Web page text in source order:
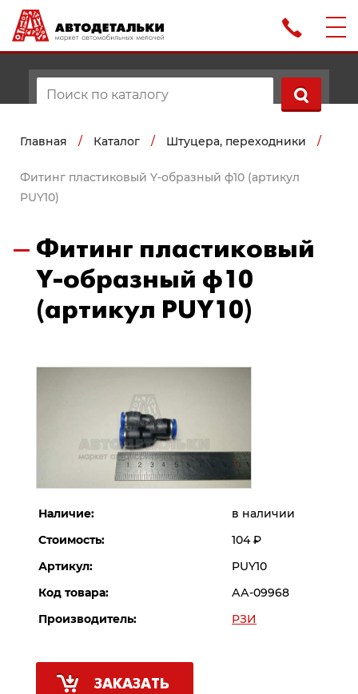
Главная / Каталог / Штуцера, переходники /
Фитинг пластиковый Y-образный ф10 (артикул
PUY10)
Фитинг пластиковый
Y-образный ф10
(артикул PUY10)
Наличие:
в наличии
Стоимость:
104Р
Артикул:
PUY10
Код товара:
АА-09968
Производитель:
РЗИ
ЗАКАЗАТЬ